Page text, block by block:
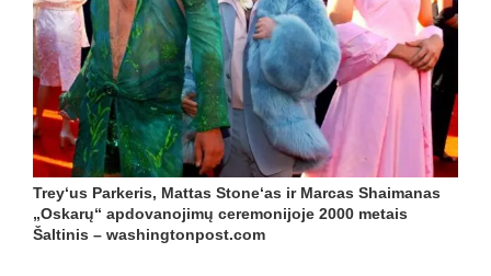
Trey‘us Parkeris, Mattas Stone‘as ir Marcas Shaimanas
„Oskarų“ apdovanojimų ceremonijoje 2000 metais
Šaltinis – washingtonpost.com